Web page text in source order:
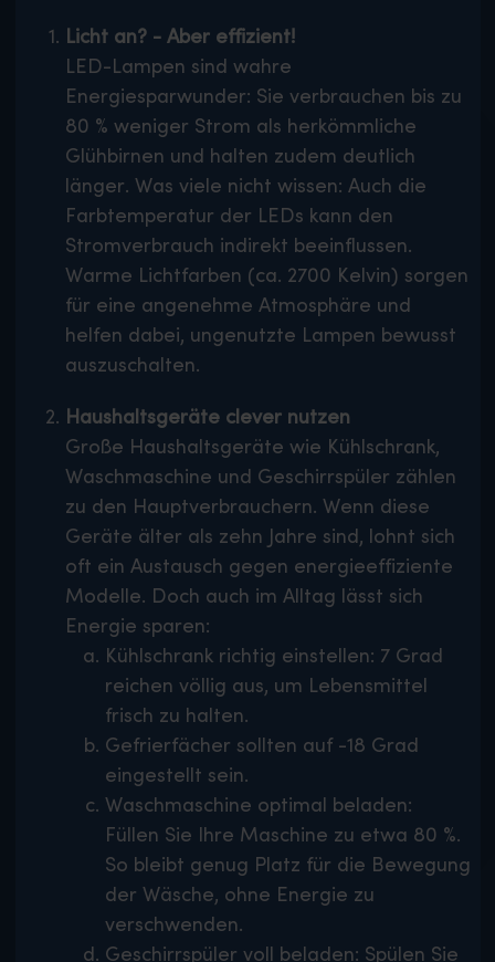
Licht an? - Aber effizient!
LED-Lampen sind wahre
Energiesparwunder: Sie verbrauchen bis zu
80 % weniger Strom als herkömmliche
Glühbirnen und halten zudem deutlich
länger. Was viele nicht wissen: Auch die
Farbtemperatur der LEDs kann den
Stromverbrauch indirekt beeinflussen.
Warme Lichtfarben (ca. 2700 Kelvin) sorgen
für eine angenehme Atmosphäre und
helfen dabei, ungenutzte Lampen bewusst
auszuschalten.
Haushaltsgeräte clever nutzen
Große Haushaltsgeräte wie Kühlschrank,
Waschmaschine und Geschirrspüler zählen
zu den Hauptverbrauchern. Wenn diese
Geräte älter als zehn Jahre sind, lohnt sich
oft ein Austausch gegen energieeffiziente
Modelle. Doch auch im Alltag lässt sich
Energie sparen:
Kühlschrank richtig einstellen: 7 Grad
reichen völlig aus, um Lebensmittel
frisch zu halten.
Gefrierfächer sollten auf -18 Grad
eingestellt sein.
Waschmaschine optimal beladen:
Füllen Sie Ihre Maschine zu etwa 80 %.
So bleibt genug Platz für die Bewegung
der Wäsche, ohne Energie zu
verschwenden.
Geschirrspüler voll beladen: Spülen Sie